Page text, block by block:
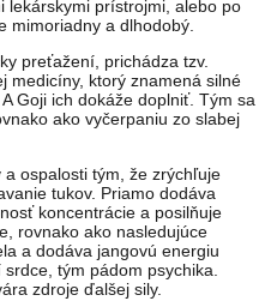
lekárskymi prístrojmi, alebo po
mimoriadny a dlhodobý.
preťažení, prichádza tzv.
medicíny, ktorý znamená silné
Goji ich dokáže doplniť. Tým sa
ako vyčerpaniu zo slabej
ospalosti tým, že zrýchľuje
tukov. Priamo dodáva
koncentrácie a posilňuje
rovnako ako nasledujúce
a dodáva jangovú energiu
tým pádom psychika.
zdroje ďalšej sily.